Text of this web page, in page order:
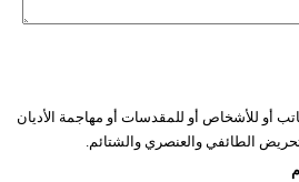
أو للأشخاص أو للمقدسات أو مهاجمة الأديان
الطائفي والعنصري والشتائم.